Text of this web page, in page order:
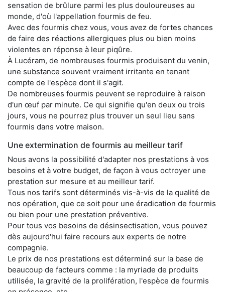
sensation de brûlure parmi les plus douloureuses au
monde, d'où l'appellation fourmis de feu.
Avec des fourmis chez vous, vous avez de fortes chances
de faire des réactions allergiques plus ou bien moins
violentes en réponse à leur piqûre.
À Lucéram, de nombreuses fourmis produisent du venin,
une substance souvent vraiment irritante en tenant
compte de l'espèce dont il s'agit.
De nombreuses fourmis peuvent se reproduire à raison
d'un œuf par minute. Ce qui signifie qu'en deux ou trois
jours, vous ne pourrez plus trouver un seul lieu sans
fourmis dans votre maison.
Une extermination de fourmis au meilleur tarif
Nous avons la possibilité d'adapter nos prestations à vos
besoins et à votre budget, de façon à vous octroyer une
prestation sur mesure et au meilleur tarif.
Tous nos tarifs sont déterminés vis-à-vis de la qualité de
nos opération, que ce soit pour une éradication de fourmis
ou bien pour une prestation préventive.
Pour tous vos besoins de désinsectisation, vous pouvez
dès aujourd'hui faire recours aux experts de notre
compagnie.
Le prix de nos prestations est déterminé sur la base de
beaucoup de facteurs comme : la myriade de produits
utilisée, la gravité de la prolifération, l'espèce de fourmis